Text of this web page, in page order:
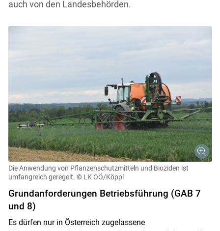
auch von den Landesbehörden.
Die Anwendung von Pflanzenschutzmitteln und Bioziden ist
umfangreich geregelt. © LK OÖ/Köppl
Grundanforderungen Betriebsführung (GAB 7
und 8)
Es dürfen nur in Österreich zugelassene